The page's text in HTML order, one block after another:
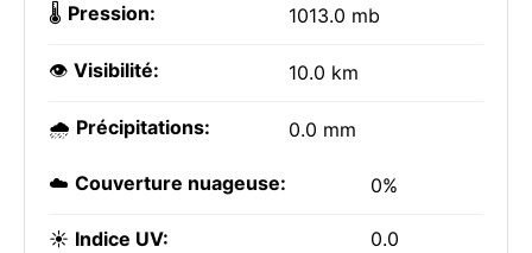
🌡️ Pression: 1013.0 mb
👁️ Visibilité: 10.0 km
🌧️ Précipitations: 0.0 mm
☁️ Couverture nuageuse: 0%
☀️ Indice UV: 0.0